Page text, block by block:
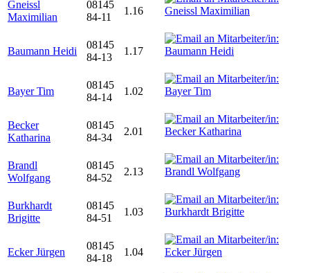
Gneissl
Maximilian
08145
84-11
1.16
Baumann Heidi
08145
84-13
1.17
Bayer Tim
08145
84-14
1.02
Becker
Katharina
08145
84-34
2.01
Brandl
Wolfgang
08145
84-52
2.13
Burkhardt
Brigitte
08145
84-51
1.03
Ecker Jürgen
08145
84-18
1.04